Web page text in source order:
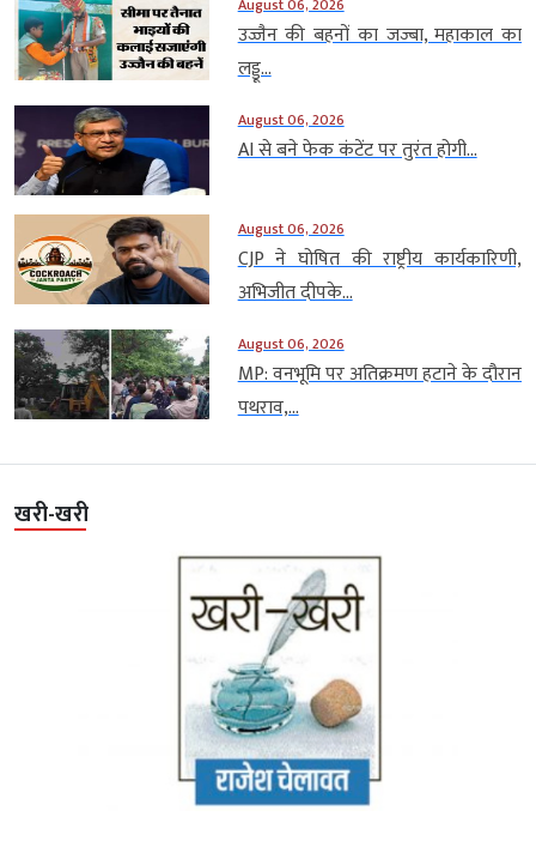
August 06, 2026
उज्जैन की बहनों का जज्बा, महाकाल का
लड्डू...
August 06, 2026
AI से बने फेक कंटेंट पर तुरंत होगी...
August 06, 2026
CJP ने घोषित की राष्ट्रीय कार्यकारिणी,
अभिजीत दीपके...
August 06, 2026
MP: वनभूमि पर अतिक्रमण हटाने के दौरान
पथराव,...
खरी-खरी